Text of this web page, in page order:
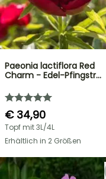
Paeonia lactiflora Red
Charm - Edel-Pfingstr…
€ 34,90
Topf mit 3L/4L
Erhältlich in 2 Größen